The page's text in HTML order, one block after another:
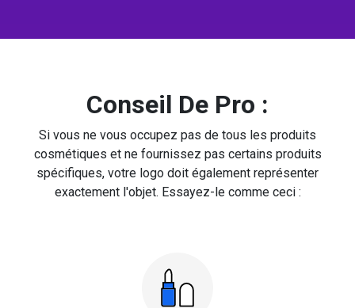
Conseil De Pro :
Si vous ne vous occupez pas de tous les produits
cosmétiques et ne fournissez pas certains produits
spécifiques, votre logo doit également représenter
exactement l'objet. Essayez-le comme ceci :